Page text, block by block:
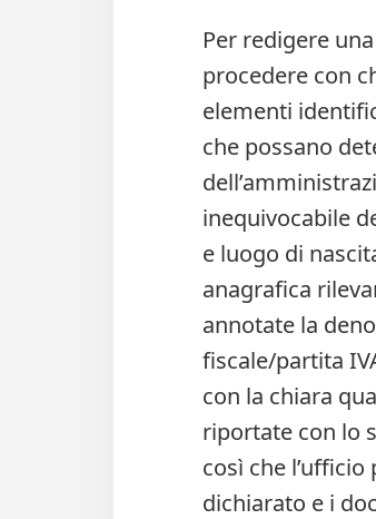
Per redigere
procedere con
elementi
che possano
inequivocabile
e luogo di
anagrafica
annotate la
fiscale/partita
con la chiara
riportate con lo
così che
dichiarato e i